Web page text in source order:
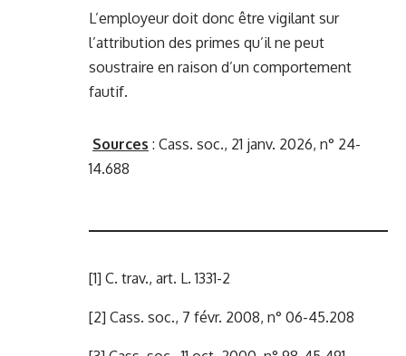
L’employeur doit donc être vigilant sur
l’attribution des primes qu’il ne peut
soustraire en raison d’un comportement
fautif.
Sources : Cass. soc., 21 janv. 2026, n° 24-
14.688
[1] C. trav., art. L. 1331-2
[2] Cass. soc., 7 févr. 2008, n° 06-45.208